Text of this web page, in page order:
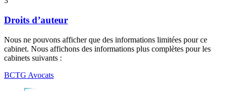
Droits d’auteur
Nous ne pouvons afficher que des informations limitées pour ce
cabinet. Nous affichons des informations plus complètes pour les
cabinets suivants :
BCTG Avocats